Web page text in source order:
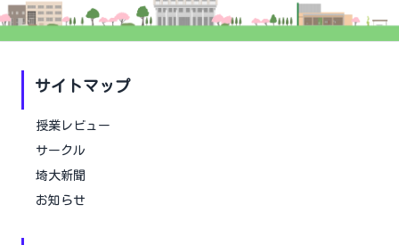
サイトマップ
授業レビュー
サークル
埼大新聞
お知らせ